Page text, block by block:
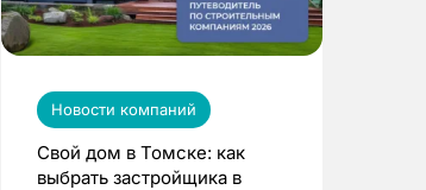
Новости компаний
Свой дом в Томске: как
выбрать застройщика в